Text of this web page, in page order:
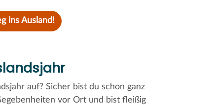
ins Ausland!
auf? Sicher bist du schon ganz
vor Ort und bist fleißig